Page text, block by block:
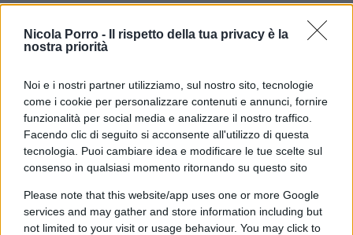
Nicola Porro -
Il rispetto della tua privacy è la
nostra priorità
Noi e i nostri partner utilizziamo, sul nostro sito, tecnologie
come i cookie per personalizzare contenuti e annunci, fornire
funzionalità per social media e analizzare il nostro traffico.
Facendo clic di seguito si acconsente all'utilizzo di questa
tecnologia. Puoi cambiare idea e modificare le tue scelte sul
consenso in qualsiasi momento ritornando su questo sito
Please note that this website/app uses one or more Google
services and may gather and store information including but
not limited to your visit or usage behaviour. You may click to
Trump.
Insomma, tutti quanti i sondaggi non vedono
questo effetto Harris, cosa che invece aveva visto
immediatamente, tanto da dedicargli la prima
pagina, ilCorriere della Sera. Fantastico!
Video